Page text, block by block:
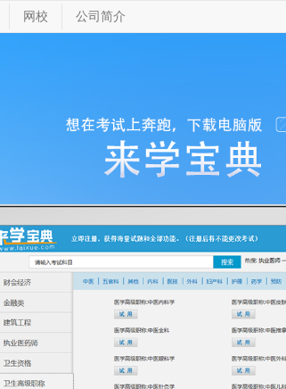
网校 公司简介